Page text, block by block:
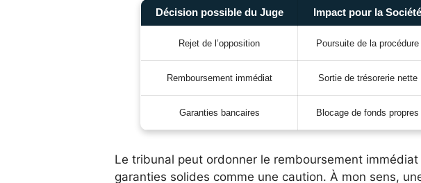
Décision possible du Juge Impact pour la Société
Rejet de l’opposition Poursuite de la procédure
Remboursement immédiat Sortie de trésorerie nette
Garanties bancaires Blocage de fonds propres
Le tribunal peut ordonner le remboursement
garanties solides comme une caution. À mon sens,